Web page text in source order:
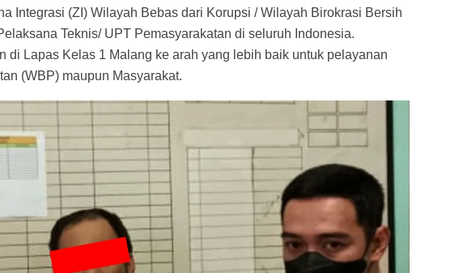
Integrasi (ZI) Wilayah Bebas dari Korupsi / Wilayah Birokrasi Bersih
Teknis/ UPT Pemasyarakatan di seluruh Indonesia.
di Lapas Kelas 1 Malang ke arah yang lebih baik untuk pelayanan
(WBP) maupun Masyarakat.